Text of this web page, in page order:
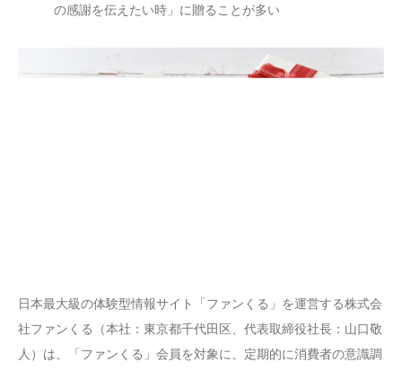
の感謝を伝えたい時」に贈ることが多い
日本最大級の体験型情報サイト「ファンくる」を運営する株式会
社ファンくる（本社：東京都千代田区、代表取締役社長：山口敬
人）は、「ファンくる」会員を対象に、定期的に消費者の意識調